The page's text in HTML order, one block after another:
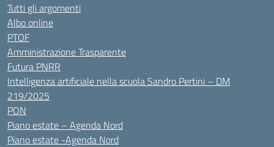
Tutti gli argomenti
Albo online
PTOF
Amministrazione Trasparente
Futura PNRR
Intelligenza artificiale nella scuola Sandro Pertini – DM
219/2025
PON
Piano estate – Agenda Nord
Piano estate -Agenda Nord